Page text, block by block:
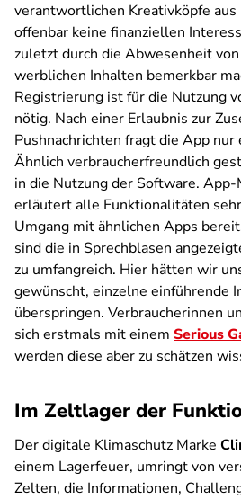
verantwortlichen Kreativköpfe
offenbar keine finanziellen
zuletzt durch die Abwesenheit
werblichen Inhalten bemerkbar
Registrierung ist für die Nutzung
nötig. Nach einer Erlaubnis zur
Pushnachrichten fragt die App nur
Ähnlich verbraucherfreundlich
in die Nutzung der Software.
erläutert alle Funktionalitäten
Umgang mit ähnlichen Apps
sind die in Sprechblasen
zu umfangreich. Hier hätten wir
gewünscht, einzelne einführende
überspringen. Verbraucherinnen
sich erstmals mit einem Serious
werden diese aber zu schätzen
Im Zeltlager der
Der digitale Klimaschutz Marke
einem Lagerfeuer, umringt von
Zelten, die Informationen,